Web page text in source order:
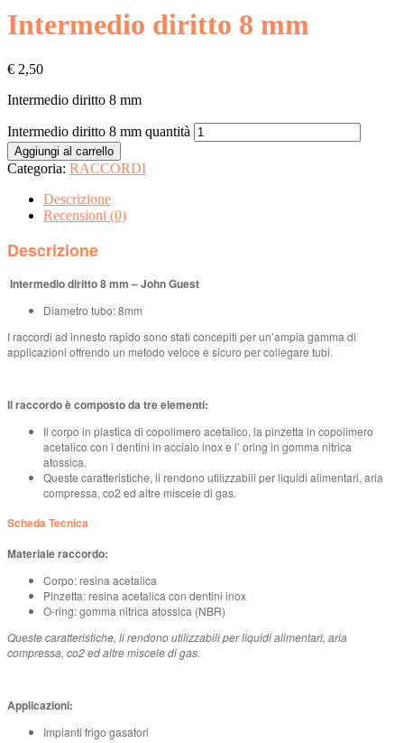
Intermedio diritto 8 mm
€ 2,50
Intermedio diritto 8 mm
Intermedio diritto 8 mm quantità
Aggiungi al carrello
Categoria: RACCORDI
Descrizione
Recensioni (0)
Descrizione
Intermedio diritto 8 mm – John Guest
Diametro tubo: 8mm
I raccordi ad innesto rapido sono stati concepiti per un’ampia gamma di
applicazioni offrendo un metodo veloce e sicuro per collegare tubi.
Il raccordo è composto da tre elementi:
Il corpo in plastica di copolimero acetalico, la pinzetta in copolimero
acetalico con i dentini in acciaio inox e l’ oring in gomma nitrica
atossica.
Queste caratteristiche, li rendono utilizzabili per liquidi alimentari, aria
compressa, co2 ed altre miscele di gas.
Scheda Tecnica
Materiale raccordo:
Corpo: resina acetalica
Pinzetta: resina acetalica con dentini inox
O-ring: gomma nitrica atossica (NBR)
Queste caratteristiche, li rendono utilizzabili per liquidi alimentari, aria
compressa, co2 ed altre miscele di gas.
Applicazioni:
Impianti frigo gasatori